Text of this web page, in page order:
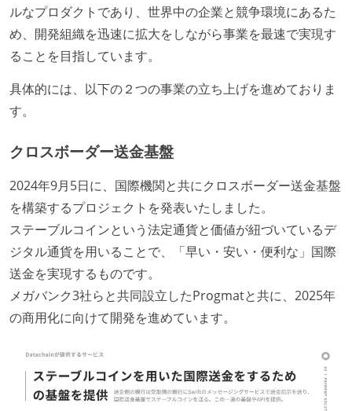
ルなプロダクトであり、世界中の企業と競争環境にあるた
め、開発組織を迅速に拡大をしながら事業を最速で実現す
ることを目指しています。
具体的には、以下の２つの事業の立ち上げを進めておりま
す。
クロスボーダー送金基盤
2024年9月5日に、国際機関と共にクロスボーダー送金基盤
を構築するプロジェクトを発表いたしました。
ステーブルコインという法定通貨と価値が紐づいているデ
ジタル通貨を用いることで、「早い・安い・便利な」国際
送金を実現するものです。
メガバンク3社らと共同設立したProgmatと共に、2025年
の商用化に向けて開発を進めています。